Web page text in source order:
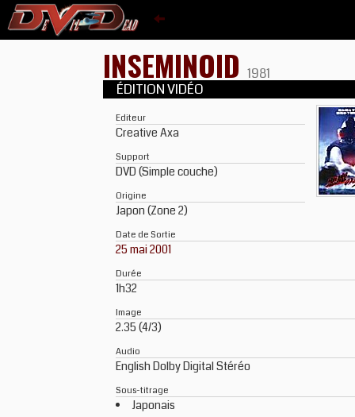
INSEMINOID 1981
ÉDITION VIDÉO
Editeur
Creative Axa
Support
DVD (Simple couche)
Origine
Japon (Zone 2)
Date de Sortie
25 mai 2001
Durée
1h32
Image
2.35 (4/3)
Audio
English Dolby Digital Stéréo
Sous-titrage
Japonais